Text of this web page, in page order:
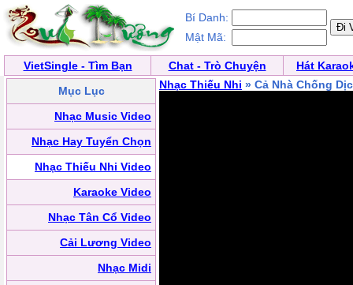
Bí Danh:
Mật Mã:
VietSingle - Tìm Bạn Chat - Trò Chuyện
Hát
Mục Lục
Nhạc Music Video
Nhạc Hay Tuyển Chọn
Nhạc Thiếu Nhi Video
Karaoke Video
Nhạc Tân Cổ Video
Cải Lương Video
Nhạc Midi
Nhạc Thiếu Nhi » Cả Nhà Chống